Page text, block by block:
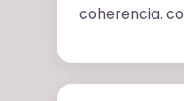
coherencia.